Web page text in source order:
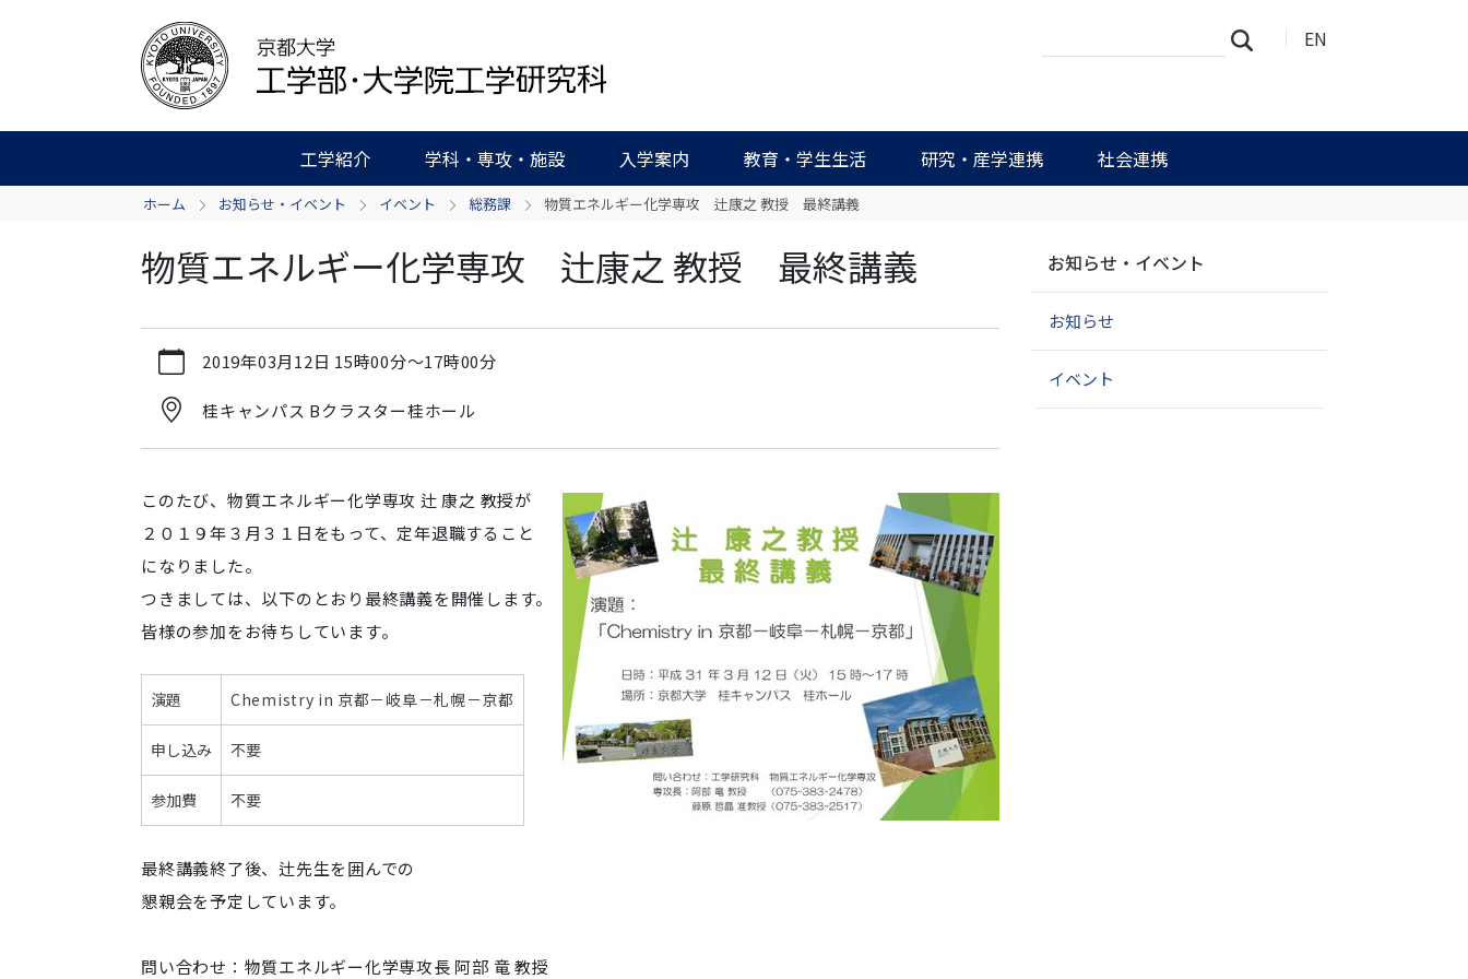
EN
工学紹介 学科・専攻・施設 入学案内 教育・学生生活 研究・産学連携 社会連携
イ
細
ホーム お知らせ・イベント イベント 総務課 物質エネルギー化学専攻 辻康之 教授 最終講義
物質エネルギー化学専攻 辻康之 教授 最終講義
u.ac.jp/ja/news-
質
ネ
ル
ギ
ー
化
学
康
之
教
授
終
講
2019-
2019年03月12日 15時00分～17時00分
桂キャンパス Bクラスター桂ホール
このたび、物質エネルギー化学専攻 辻 康之 教授が
２０１９年３月３１日をもって、定年退職すること
になりました。
つきましては、以下のとおり最終講義を開催します。
皆様の参加をお待ちしています。
演題 Chemistry in 京都－岐阜－札幌－京都
申し込み 不要
参加費 不要
最終講義終了後、辻先生を囲んでの
懇親会を予定しています。
問い合わせ：物質エネルギー化学専攻長 阿部 竜 教授
ゲ
シ
ン
お知らせ・イベント
お知らせ
イベント